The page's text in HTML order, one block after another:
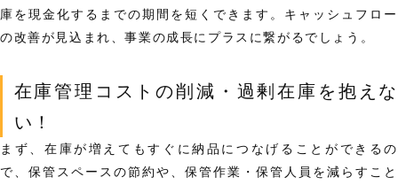
庫を現金化するまでの期間を短くできます。キャッシュフロー
の改善が見込まれ、事業の成長にプラスに繋がるでしょう。
在庫管理コストの削減・過剰在庫を抱えな
い！
まず、在庫が増えてもすぐに納品につなげることができるの
で、保管スペースの節約や、保管作業・保管人員を減らす こと